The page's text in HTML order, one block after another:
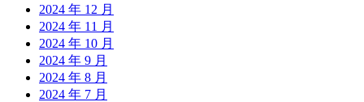
2024 年 12 月
2024 年 11 月
2024 年 10 月
2024 年 9 月
2024 年 8 月
2024 年 7 月